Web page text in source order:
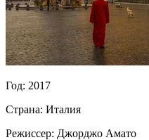
Год: 2017
Страна: Италия
Режиссер: Джорджо Амато